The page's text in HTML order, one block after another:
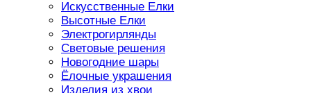
Искусственные Елки
Высотные Елки
Электрогирлянды
Световые решения
Новогодние шары
Ёлочные украшения
Изделия из хвои